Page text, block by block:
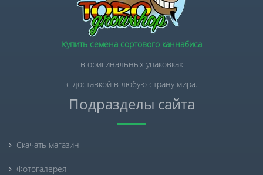
Купить семена сортового каннабиса
в оригинальных упаковках
с доставкой в любую страну мира.
Подразделы сайта
Скачать магазин
Фотогалерея